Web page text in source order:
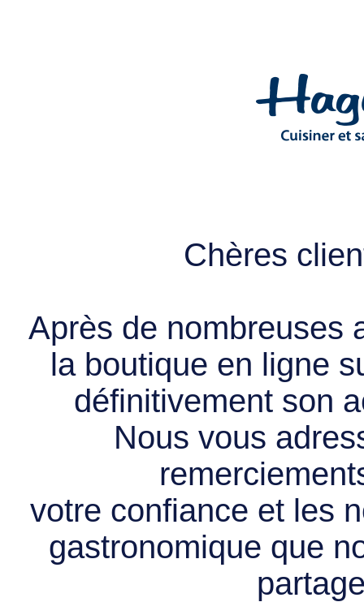
Chères
Après de nombreuses
la boutique en ligne
définitivement son
Nous vous
votre confiance et les
gastronomique que